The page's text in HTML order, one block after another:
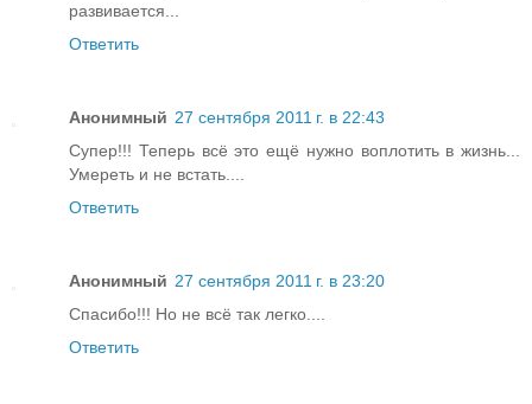
развивается...
Ответить
Анонимный 27 сентября 2011 г. в 22:43
Супер!!! Теперь всё это ещё нужно воплотить в жизнь...
Умереть и не встать....
Ответить
Анонимный 27 сентября 2011 г. в 23:20
Спасибо!!! Но не всё так легко....
Ответить